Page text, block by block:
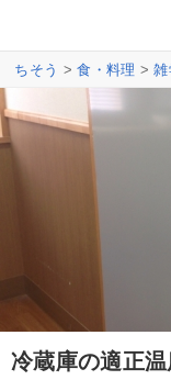
ちそう >食・料理 >雑
冷蔵庫の適正